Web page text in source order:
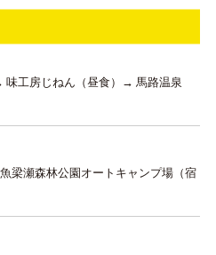
工房じねん（昼食）→ 馬路温泉
瀬森林公園オートキャンプ場（宿